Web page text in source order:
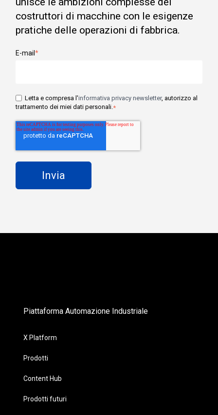
costruttori di macchine con le esigenze
pratiche delle operazioni di fabbrica.
E-mail *
Letta e compresa l'informativa privacy newsletter, autorizzo al
trattamento dei miei dati personali. *
Piattaforma Automazione Industriale
X Platform
Prodotti
Content Hub
Prodotti futuri